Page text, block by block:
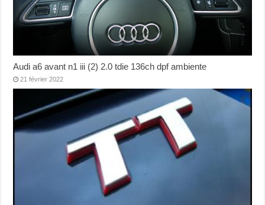
Audi a6 avant n1 iii (2) 2.0 tdie 136ch dpf ambiente
21 février 2022